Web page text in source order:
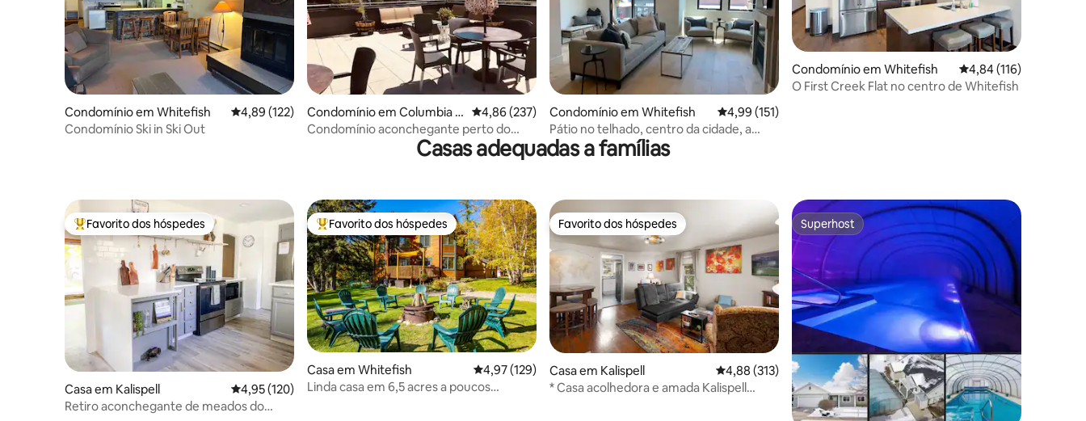
Condomínio em Whitefish Classificação média de 4,89 em 5 estrelas, 122avaliações
4,89 (122)
Condomínio Ski in Ski Out
Condomínio em Columbia F
alls
Classificação média de 4,86 em 5 estrelas, 237avaliações
4,86 (237)
Condomínio aconchegante perto do
Parque Nacional Glacier!
Condomínio em Whitefish Classificação média de 4,99 em 5 estrelas, 151avaliações
4,99 (151)
Pátio no telhado, centro da cidade, a
40 minutos de Glacier Park
Condomínio em Whitefish Classificação média
4,84 (116)
O First Creek Flat no centro de Whitefish
Casas adequadas a famílias
Favoritos dos hóspedes mais apreciados
Favorito dos hóspedes
Casa em Kalispell Classificação média de 4,95 em 5 estrelas, 120avaliações
4,95 (120)
Retiro aconchegante de meados do
Favoritos dos hóspedes mais apreciados
Favorito dos hóspedes
Casa em Whitefish Classificação média de 4,97 em 5 estrelas, 129avaliações
4,97 (129)
Linda casa em 6,5 acres a poucos
Favorito dos hóspedes
Favorito dos hóspedes
Casa em Kalispell Classificação média de 4,88 em 5 estrelas, 313avaliações
4,88 (313)
* Casa acolhedora e amada Kalispell
Superhost
Superhost